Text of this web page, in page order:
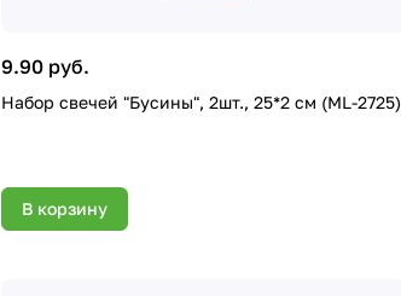
9.90 руб.
Набор свечей "Бусины", 2шт., 25*2 см (ML-2725)
В корзину